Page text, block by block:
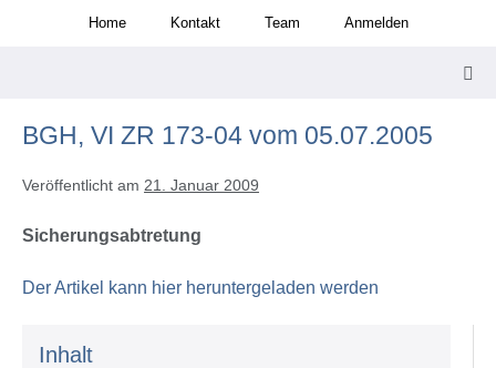
Home Kontakt Team Anmelden
Inhalt
BGH, VI ZR 173-04 vom 05.07.2005
Veröffentlicht am 21. Januar 2009
Sicherungsabtretung
Der Artikel kann hier heruntergeladen werden